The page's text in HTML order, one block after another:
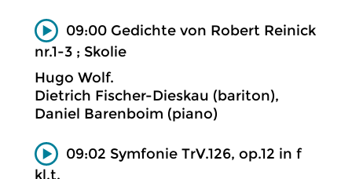
09:00 Gedichte von Robert Reinick
nr.1-3 ; Skolie
Hugo Wolf.
Dietrich Fischer-Dieskau (bariton),
Daniel Barenboim (piano)
09:02 Symfonie TrV.126, op.12 in f
kl.t.